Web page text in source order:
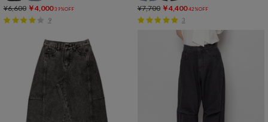
¥6,600 ￥4,000 39%OFF
9
¥7,700 ￥4,400 42%OFF
3